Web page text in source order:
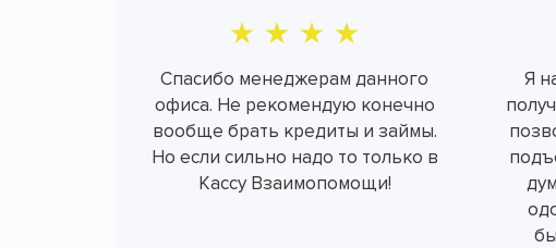
Спасибо менеджерам данного
офиса. Не рекомендую конечно
вообще брать кредиты и займы.
Но если сильно надо то только в
Кассу Взаимопомощи!
Я